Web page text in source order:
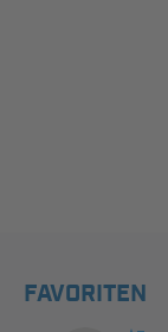
FAVORITEN